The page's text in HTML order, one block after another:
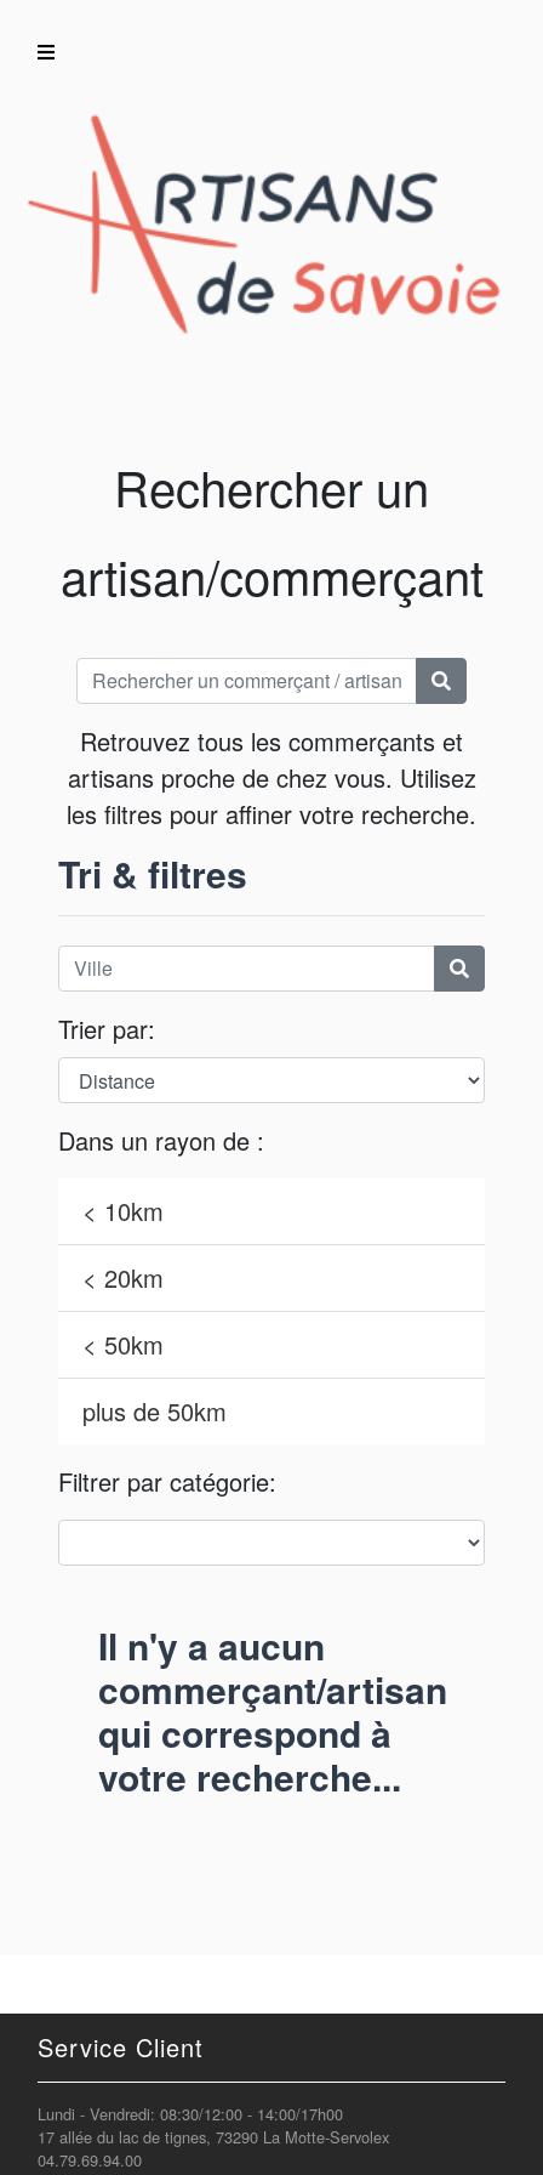
Accueil
Artisans/Commerçants
Rechercher un
artisan/commerçant
Retrouvez tous les commerçants et
artisans proche de chez vous. Utilisez
les filtres pour affiner votre recherche.
Tri & filtres
Trier par:
Dans un rayon de :
< 10km
< 20km
< 50km
plus de 50km
Filtrer par catégorie:
Il n'y a aucun
commerçant/artisan
qui correspond à
votre recherche...
Service Client
Lundi - Vendredi: 08:30/12:00 - 14:00/17h00
17 allée du lac de tignes, 73290 La Motte-Servolex
04.79.69.94.00